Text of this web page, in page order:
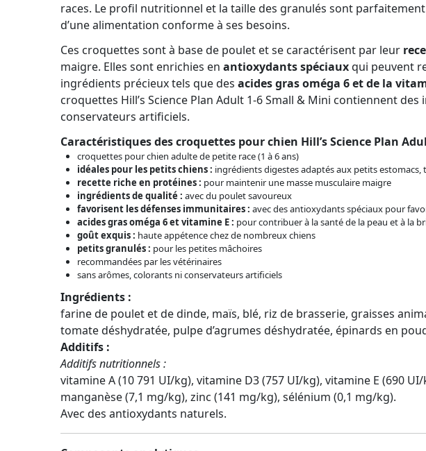
races. Le profil nutritionnel et la taille des granulés sont
d’une alimentation conforme à ses besoins.
Ces croquettes sont à base de poulet et se caractérisent par leur
maigre. Elles sont enrichies en antioxydants spéciauxqui peuvent
ingrédients précieux tels que des acides gras oméga 6 et de la
croquettes Hill’s Science Plan Adult 1-6 Small & Mini contiennent
conservateurs artificiels.
Caractéristiques des croquettes pour chien Hill’s Science Plan
croquettes pour chien adulte de petite race (1 à 6 ans)
idéales pour les petits chiens : ingrédients digestes adaptés aux petits
recette riche en protéines : pour maintenir une masse musculaire maigre
ingrédients de qualité : avec du poulet savoureux
favorisent les défenses immunitaires : avec des antioxydants spéciaux pour
acides gras oméga 6 et vitamine E : pour contribuer à la santé de la peau et à la
goût exquis : haute appétence chez de nombreux chiens
petits granulés : pour les petites mâchoires
recommandées par les vétérinaires
sans arômes, colorants ni conservateurs artificiels
Ingrédients :
farine de poulet et de dinde, maïs, blé, riz de brasserie, graisses
tomate déshydratée, pulpe d’agrumes déshydratée, épinards en
Additifs :
Additifs nutritionnels :
vitamine A (10 791 UI/kg), vitamine D3 (757 UI/kg), vitamine E (690
manganèse (7,1 mg/kg), zinc (141 mg/kg), sélénium (0,1 mg/kg).
Avec des antioxydants naturels.